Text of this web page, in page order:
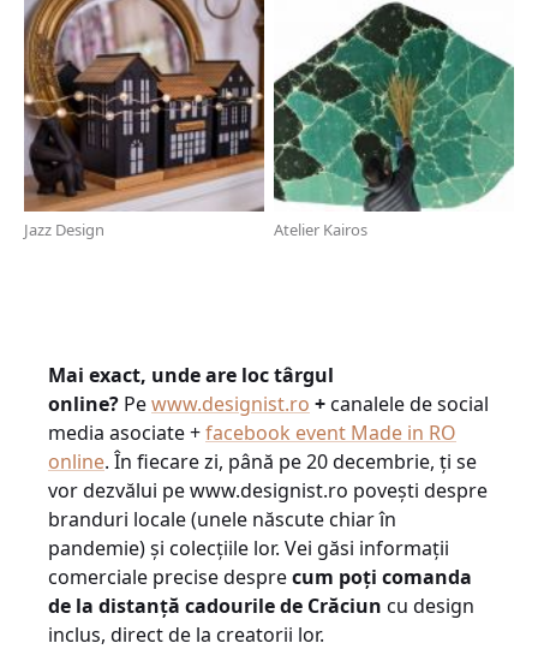
Jazz Design Atelier Kairos
Mai exact, unde are loc târgul
online? Pewww.designist.ro +canalele de social
media asociate +facebook event Made in RO
online. În fiecare zi, până pe 20 decembrie, ți se
vor dezvălui pe www.designist.ro povești despre
branduri locale (unele născute chiar în
pandemie) și colecțiile lor. Vei găsi informații
comerciale precise desprecum poți comanda
de la distanță cadourile de Crăciun cu design
inclus, direct de la creatorii lor.